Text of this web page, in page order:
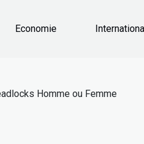
Economie
Homme ou Femme